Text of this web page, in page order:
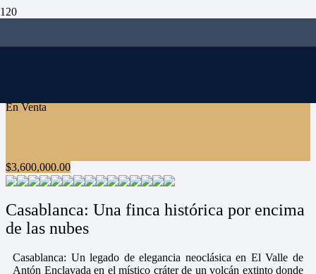
En Venta
$3,600,000.00
Casablanca: Una finca histórica por encima
de las nubes
Casablanca: Un legado de elegancia neoclásica en El Valle de
Antón Enclavada en el místico cráter de un volcán extinto donde